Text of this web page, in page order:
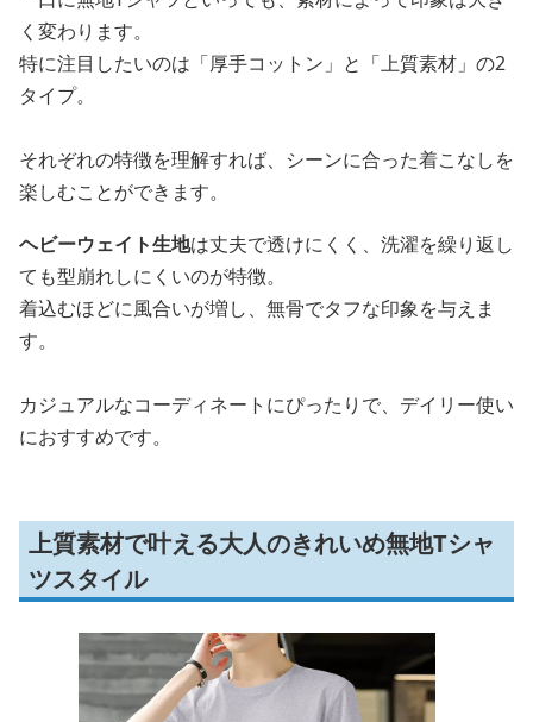
く変わります。
特に注目したいのは「厚手コットン」と「上質素材」の2
タイプ。
それぞれの特徴を理解すれば、シーンに合った着こなしを
楽しむことができます。
ヘビーウェイト生地は丈夫で透けにくく、洗濯を繰り返し
ても型崩れしにくいのが特徴。
着込むほどに風合いが増し、無骨でタフな印象を与えま
す。
カジュアルなコーディネートにぴったりで、デイリー使い
におすすめです。
上質素材で叶える大人のきれいめ無地Tシャ
ツスタイル